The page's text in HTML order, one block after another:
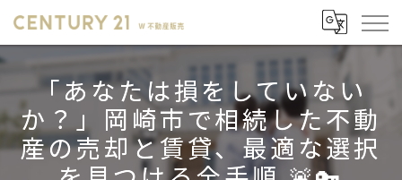
「あなたは損をしていない
か？」岡崎市で相続した不動
産の売却と賃貸、最適な選択